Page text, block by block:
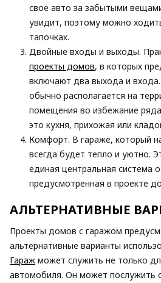
свое авто за забытыми
увидит, поэтому можно
тапочках.
Двойные входы и выходы.
проекты домов, в которых
включают два выхода и
обычно располагается на
помещения во избежание
это кухня, прихожая или
Комфорт. В гараже, который
всегда будет тепло и уютно.
единая центральная система
предусмотренная в проекте
АЛЬТЕРНАТИВНЫЕ
Проекты домов с гаражом
альтернативные варианты
Гараж может служить не только
автомобиля. Он может послужить